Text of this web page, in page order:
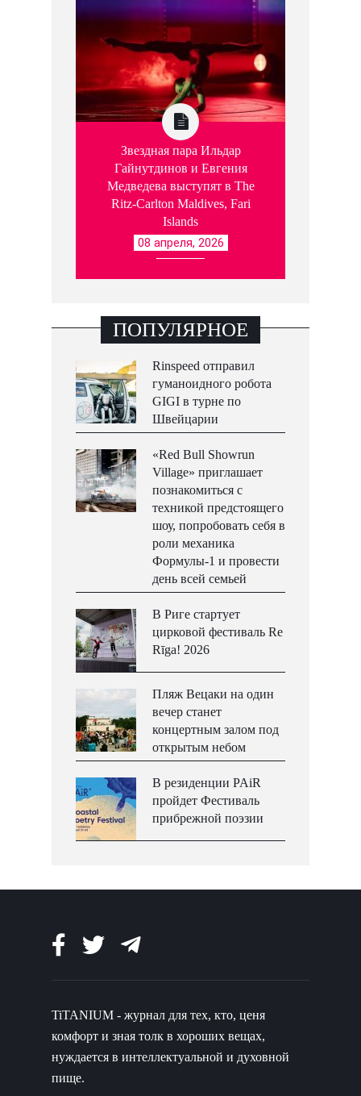
Звездная пара Ильдар
Гайнутдинов и Евгения
Медведева выступят в The
Ritz-Carlton Maldives, Fari
Islands
08 апреля, 2026
ПОПУЛЯРНОЕ
Rinspeed отправил
гуманоидного робота
GIGI в турне по
Швейцарии
«Red Bull Showrun
Village» приглашает
познакомиться с
техникой предстоящего
шоу, попробовать себя в
роли механика
Формулы-1 и провести
день всей семьей
В Риге стартует
цирковой фестиваль Re
Rīga! 2026
Пляж Вецаки на один
вечер станет
концертным залом под
открытым небом
В резиденции PAiR
пройдет Фестиваль
прибрежной поэзии
TiTANIUM - журнал для тех, кто, ценя
комфорт и зная толк в хороших вещах,
нуждается в интеллектуальной и духовной
пище.